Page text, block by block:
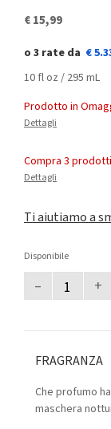
€ 15,99
€
10 fl oz / 295 mL
Prodotto in
Dettagli
Compra 3
Dettagli
Ti aiutiamo a
Disponibile
– +
FRAGRANZA
Che profumo
maschera